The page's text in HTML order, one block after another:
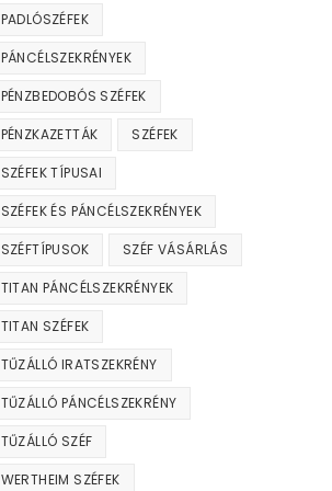
PADLÓSZÉFEK
PÁNCÉLSZEKRÉNYEK
PÉNZBEDOBÓS SZÉFEK
PÉNZKAZETTÁK SZÉFEK
SZÉFEK TÍPUSAI
SZÉFEK ÉS PÁNCÉLSZEKRÉNYEK
SZÉFTÍPUSOK SZÉF VÁSÁRLÁS
TITAN PÁNCÉLSZEKRÉNYEK
TITAN SZÉFEK
TŰZÁLLÓ IRATSZEKRÉNY
TŰZÁLLÓ PÁNCÉLSZEKRÉNY
TŰZÁLLÓ SZÉF
WERTHEIM SZÉFEK